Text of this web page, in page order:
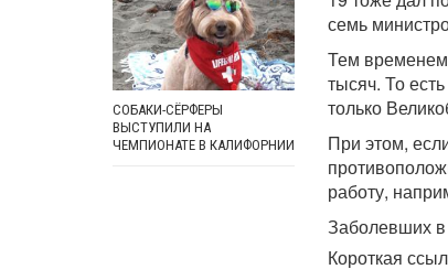
семь
Тем
тысяч. То
только
При этом,
работу,
Заболевших в
Короткая
СОБАКИ-СЁРФЕРЫ
ВЫСТУПИЛИ НА
ЧЕМПИОНАТЕ В КАЛИФОРНИИ